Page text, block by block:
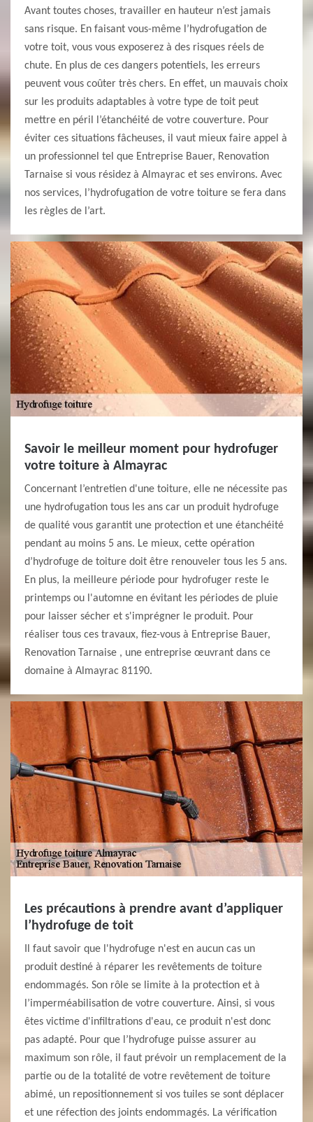
Avant toutes choses, travailler en hauteur n’est jamais
sans risque. En faisant vous-même l’hydrofugation de
votre toit, vous vous exposerez à des risques réels de
chute. En plus de ces dangers potentiels, les erreurs
peuvent vous coûter très chers. En effet, un mauvais choix
sur les produits adaptables à votre type de toit peut
mettre en péril l’étanchéité de votre couverture. Pour
éviter ces situations fâcheuses, il vaut mieux faire appel à
un professionnel tel que Entreprise Bauer, Renovation
Tarnaise si vous résidez à Almayrac et ses environs. Avec
nos services, l’hydrofugation de votre toiture se fera dans
les règles de l’art.
Savoir le meilleur moment pour hydrofuger
votre toiture à Almayrac
Concernant l’entretien d'une toiture, elle ne nécessite pas
une hydrofugation tous les ans car un produit hydrofuge
de qualité vous garantit une protection et une étanchéité
pendant au moins 5 ans. Le mieux, cette opération
d’hydrofuge de toiture doit être renouveler tous les 5 ans.
En plus, la meilleure période pour hydrofuger reste le
printemps ou l'automne en évitant les périodes de pluie
pour laisser sécher et s'imprégner le produit. Pour
réaliser tous ces travaux, fiez-vous à Entreprise Bauer,
Renovation Tarnaise , une entreprise œuvrant dans ce
domaine à Almayrac 81190.
Les précautions à prendre avant d’appliquer
l’hydrofuge de toit
Il faut savoir que l'hydrofuge n'est en aucun cas un
produit destiné à réparer les revêtements de toiture
endommagés. Son rôle se limite à la protection et à
l’imperméabilisation de votre couverture. Ainsi, si vous
êtes victime d'infiltrations d'eau, ce produit n'est donc
pas adapté. Pour que l’hydrofuge puisse assurer au
maximum son rôle, il faut prévoir un remplacement de la
partie ou de la totalité de votre revêtement de toiture
abimé, un repositionnement si vos tuiles se sont déplacer
et une réfection des joints endommagés. La vérification